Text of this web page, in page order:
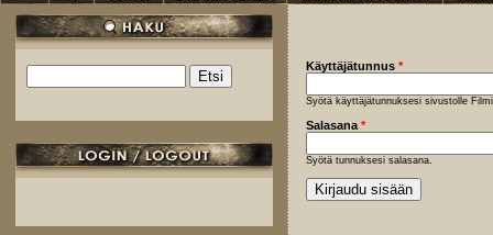
Hakulomake
Käyttäjätunnus *
Syötä käyttäjätunnuksesi sivustolle
Salasana *
Syötä tunnuksesi salasana.